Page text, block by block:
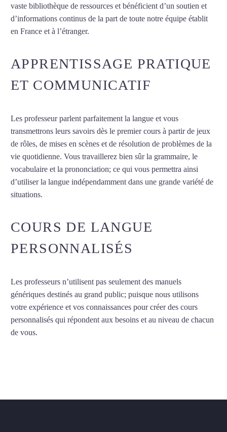
vaste bibliothèque de ressources et bénéficient d’un soutien et
d’informations continus de la part de toute notre équipe établit
en France et à l’étranger.
APPRENTISSAGE PRATIQUE
ET COMMUNICATIF
Les professeur parlent parfaitement la langue et vous
transmettrons leurs savoirs dès le premier cours à partir de jeux
de rôles, de mises en scènes et de résolution de problèmes de la
vie quotidienne. Vous travaillerez bien sûr la grammaire, le
vocabulaire et la prononciation; ce qui vous permettra ainsi
d’utiliser la langue indépendamment dans une grande variété de
situations.
COURS DE LANGUE
PERSONNALISÉS
Les professeurs n’utilisent pas seulement des manuels
génériques destinés au grand public; puisque nous utilisons
votre expérience et vos connaissances pour créer des cours
personnalisés qui répondent aux besoins et au niveau de chacun
de vous.